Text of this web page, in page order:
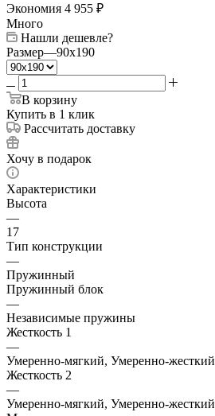
Экономия 4 955 ₽
Много
Нашли дешевле?
Размер—90x190
В корзину
Купить в 1 клик
Рассчитать доставку
Хочу в подарок
Характеристики
Высота
—
17
Тип конструкции
—
Пружинный
Пружинный блок
—
Независимые пружины
Жесткость 1
—
Умеренно-мягкий, Умеренно-жесткий
Жесткость 2
—
Умеренно-мягкий, Умеренно-жесткий